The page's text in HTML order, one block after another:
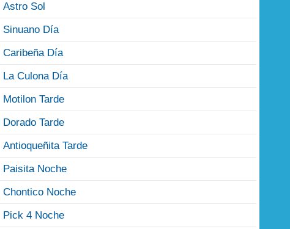
Astro Sol
Sinuano Día
Caribeña Día
La Culona Día
Motilon Tarde
Dorado Tarde
Antioqueñita Tarde
Paisita Noche
Chontico Noche
Pick 4 Noche